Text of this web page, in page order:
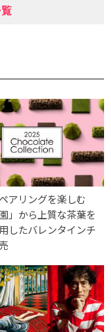
アリングを楽しむ
」から上質な茶葉を
したバレンタインチ